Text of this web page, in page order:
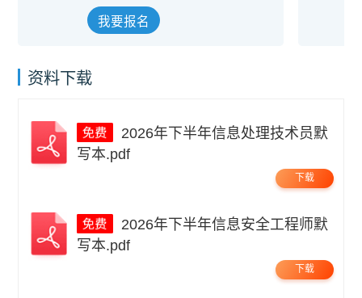
我要报名
资料下载
写本.pdf
下载
写本.pdf
下载